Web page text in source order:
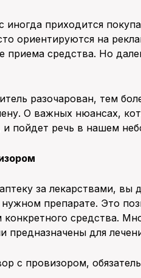
иногда приходится
ориентируются на
приема средства. Но
разочарован, тем
О важных нюансах,
пойдет речь в нашем
за лекарствами,
препарате. Это
конкретного средства.
предназначены для
с провизором,